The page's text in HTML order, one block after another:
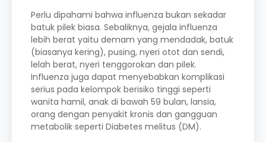
Perlu dipahami bahwa influenza bukan sekadar
batuk pilek biasa. Sebaliknya, gejala influenza
lebih berat yaitu demam yang mendadak, batuk
(biasanya kering), pusing, nyeri otot dan sendi,
lelah berat, nyeri tenggorokan dan pilek.
Influenza juga dapat menyebabkan komplikasi
serius pada kelompok berisiko tinggi seperti
wanita hamil, anak di bawah 59 bulan, lansia,
orang dengan penyakit kronis dan gangguan
metabolik seperti Diabetes melitus (DM).